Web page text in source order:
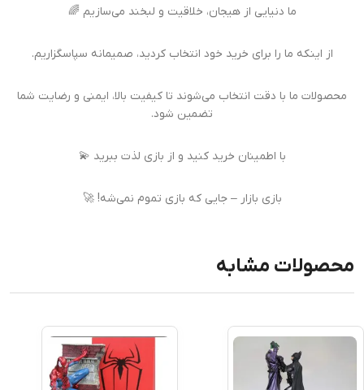
ما دنیایی از هیجان، خلاقیت و لبخند می‌سازیم 🌈
از اینکه ما را برای خرید خود انتخاب کردید، صمیمانه سپاسگزاریم.
محصولات ما با دقت انتخاب می‌شوند تا کیفیت بالا، ایمنی و رضایت شما
تضمین شود.
با اطمینان خرید کنید و از بازی لذت ببرید 💫
بازی بازار – جایی که بازی تموم نمی‌شه! 🚀
محصولات مشابه